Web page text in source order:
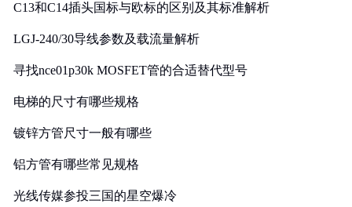
C13和C14插头国标与欧标的区别及其标准解析
LGJ-240/30导线参数及载流量解析
寻找nce01p30k MOSFET管的合适替代型号
电梯的尺寸有哪些规格
镀锌方管尺寸一般有哪些
铝方管有哪些常见规格
光线传媒参投三国的星空爆冷